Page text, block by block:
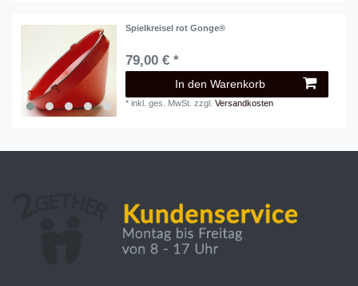
Spielkreisel rot Gonge®
79,00 € *
In den Warenkorb
*inkl. ges. MwSt. zzgl.Versandkosten